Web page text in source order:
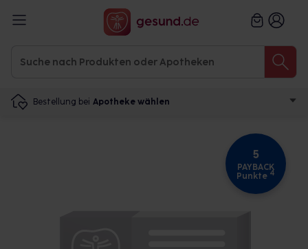
Bestellung bei Apotheke wählen
5
PAYBACK
Punkte 4